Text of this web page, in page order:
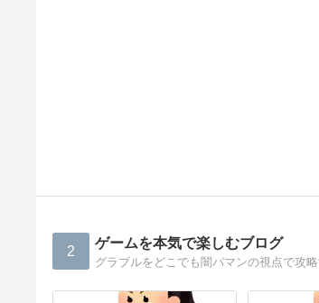
2 ゲームを本気で楽しむブログ
グラブルをどこでも闇パマンの視点で攻